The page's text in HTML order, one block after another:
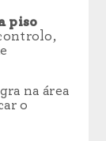
piso
na área
o